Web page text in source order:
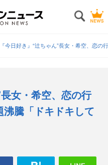
『今日好き』“辻ちゃん”長女・希空、恋
女・希空、恋の行
騰「ドキドキして